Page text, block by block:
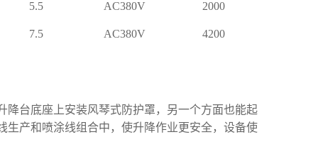
5.5 AC380V 2000
7.5 AC380V 4200
台底座上安装风琴式防护罩，另一个方面也能起
产和喷涂线组合中，使升降作业更安全，设备使